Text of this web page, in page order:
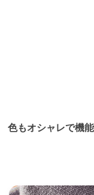
色もオシャレで機